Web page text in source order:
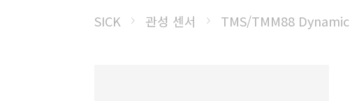
SICK 관성 센서 TMS/TMM88 Dynamic